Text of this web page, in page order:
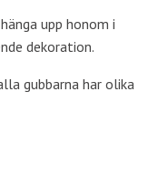
upp honom i
dekoration.
gubbarna har olika